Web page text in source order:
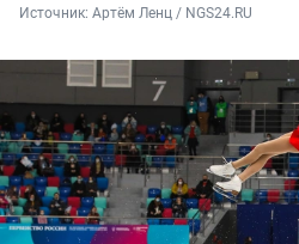
Источник: Артём Ленц / NGS24.RU